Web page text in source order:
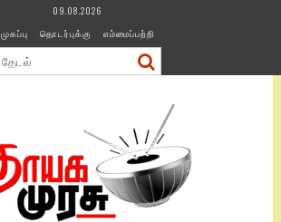
09.08.2026
முகப்பு
தொடர்புக்கு எம்மைப்பற்றி